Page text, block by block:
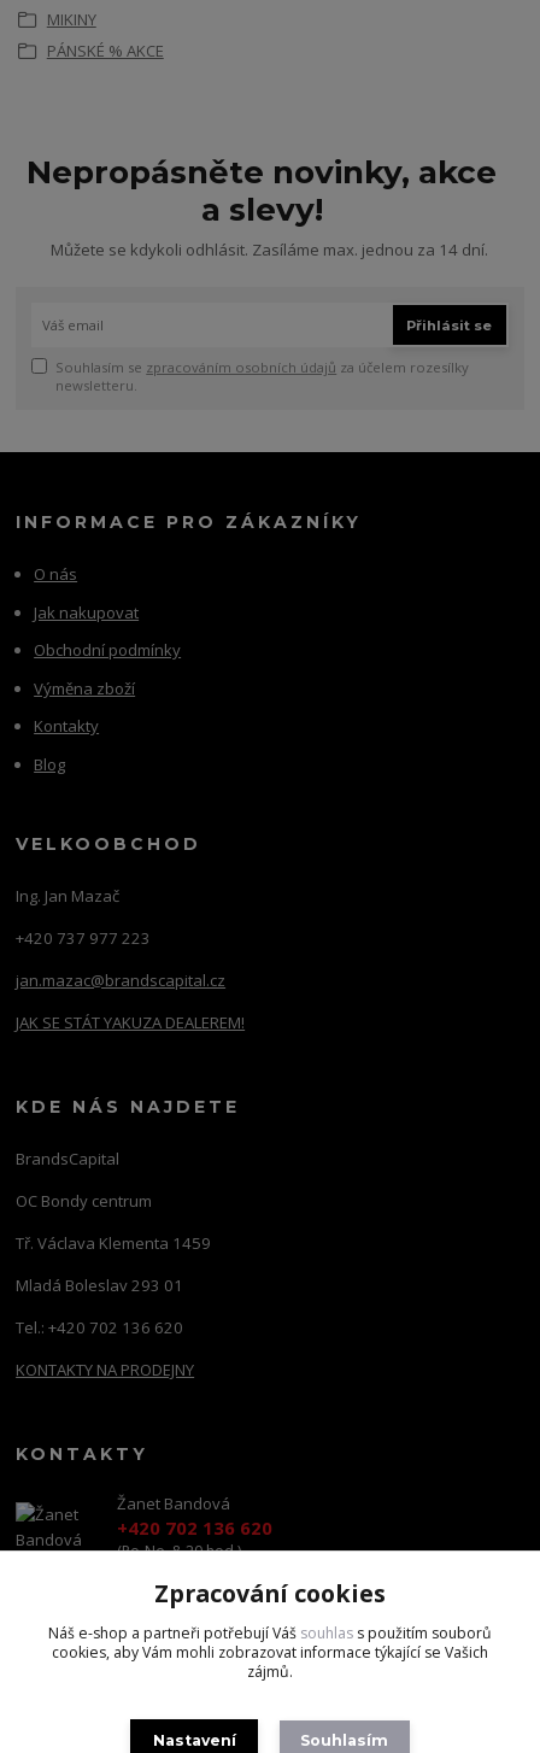
MIKINY
PÁNSKÉ % AKCE
Nepropásněte novinky, akce
a slevy!
Můžete se kdykoli odhlásit. Zasíláme max. jednou za 14 dní.
Přihlásit se
Souhlasím se zpracováním osobních údajů za účelem rozesílky
newsletteru.
INFORMACE PRO ZÁKAZNÍKY
O nás
Jak nakupovat
Obchodní podmínky
Výměna zboží
Kontakty
Blog
VELKOOBCHOD
Ing. Jan Mazač
+420 737 977 223
jan.mazac@brandscapital.cz
JAK SE STÁT YAKUZA DEALEREM!
KDE NÁS NAJDETE
BrandsCapital
OC Bondy centrum
Tř. Václava Klementa 1459
Mladá Boleslav 293 01
Tel.: +420 702 136 620
KONTAKTY NA PRODEJNY
KONTAKTY
Žanet Bandová
+420 702 136 620
(Po-Ne, 8-20 hod.)
shop@brandscapital.cz
Zpracování cookies
Náš e-shop a partneři potřebují Váš souhlas s použitím souborů
cookies, aby Vám mohli zobrazovat informace týkající se Vašich
zájmů.
Nastavení Souhlasím